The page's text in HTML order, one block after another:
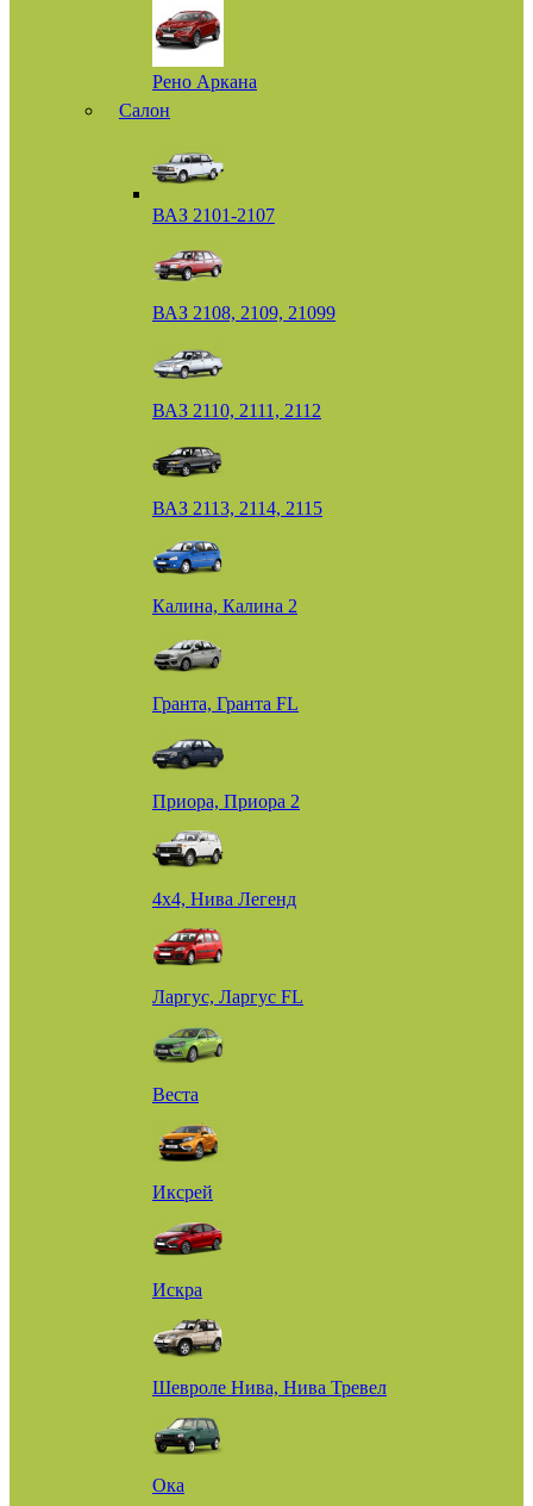
Рено Аркана
Салон
ВАЗ 2101-2107
ВАЗ 2108, 2109, 21099
ВАЗ 2110, 2111, 2112
ВАЗ 2113, 2114, 2115
Калина, Калина 2
Гранта, Гранта FL
Приора, Приора 2
4х4, Нива Легенд
Ларгус, Ларгус FL
Веста
Иксрей
Искра
Шевроле Нива, Нива Тревел
Ока